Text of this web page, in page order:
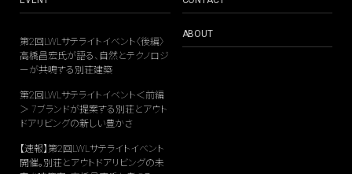
第2回LWLサテライトイベント〈後編〉
高橋昌宏氏が語る、自然とテクノロジ
ーが共鳴する別荘建築
第2回LWLサテライトイベント＜前編
＞ 7ブランドが提案する別荘とアウト
ドアリビングの新しい豊かさ
【速報】第2回LWLサテライトイベント
開催。別荘とアウトドアリビングの未
ABOUT